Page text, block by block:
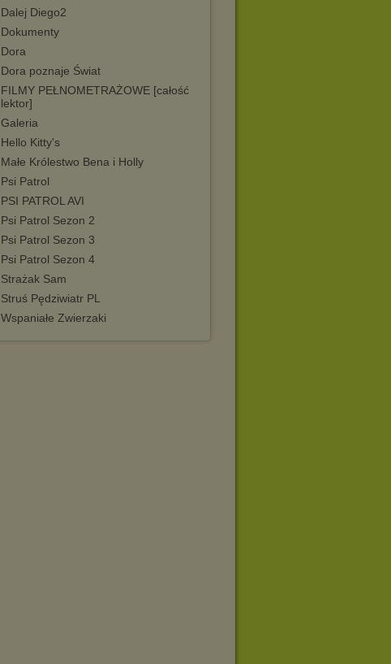
Dalej Diego2
Dokumenty
Dora
Dora poznaje Świat
FILMY PEŁNOMETRAŻOWE [całość
lektor]
Galeria
Hello Kitty's
Małe Królestwo Bena i Holly
Psi Patrol
PSI PATROL AVI
Psi Patrol Sezon 2
Psi Patrol Sezon 3
Psi Patrol Sezon 4
Strażak Sam
Struś Pędziwiatr PL
Wspaniałe Zwierzaki